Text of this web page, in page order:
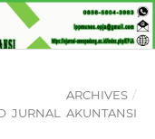
ARCHIVES /
JURNAL AKUNTANSI